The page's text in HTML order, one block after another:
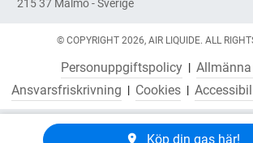
Köp din gas här!
215 37 Malmö - Sverige
© COPYRIGHT 2026, AIR LIQUIDE. ALL
Personuppgiftspolicy
Ansvarsfriskrivning
Cookies